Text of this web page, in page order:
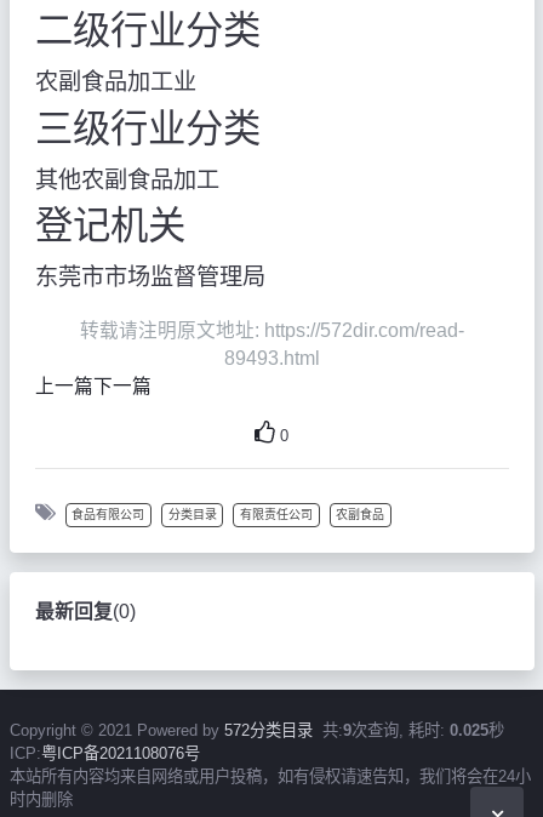
二级行业分类
农副食品加工业
三级行业分类
其他农副食品加工
登记机关
东莞市市场监督管理局
转载请注明原文地址: https://572dir.com/read-
89493.html
上一篇下一篇
0
食品有限公司 分类目录 有限责任公司 农副食品
最新回复(0)
Copyright © 2021 Powered by 572分类目录共:9次查询, 耗时: 0.025秒
ICP:粤ICP备2021108076号
本站所有内容均来自网络或用户投稿，如有侵权请速告知，我们将会在24小
时内删除